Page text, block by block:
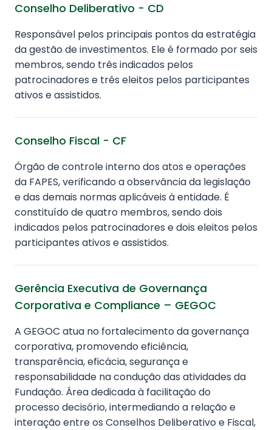
Conselho Deliberativo - CD
Responsável pelos principais pontos da estratégia
da gestão de investimentos. Ele é formado por seis
membros, sendo três indicados pelos
patrocinadores e três eleitos pelos participantes
ativos e assistidos.
Conselho Fiscal - CF
Órgão de controle interno dos atos e operações
da FAPES, verificando a observância da legislação
e das demais normas aplicáveis à entidade. É
constituído de quatro membros, sendo dois
indicados pelos patrocinadores e dois eleitos pelos
participantes ativos e assistidos.
Gerência Executiva de Governança
Corporativa e Compliance – GEGOC
A GEGOC atua no fortalecimento da governança
corporativa, promovendo eficiência,
transparência, eficácia, segurança e
responsabilidade na condução das atividades da
Fundação. Área dedicada à facilitação do
processo decisório, intermediando a relação e
interação entre os Conselhos Deliberativo e Fiscal,